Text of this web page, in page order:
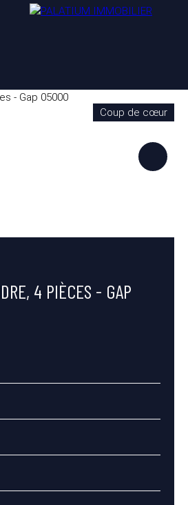
Coup de cœur
4 PIÈCES - GAP